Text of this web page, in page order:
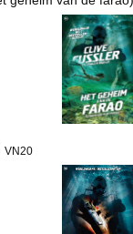
VN20